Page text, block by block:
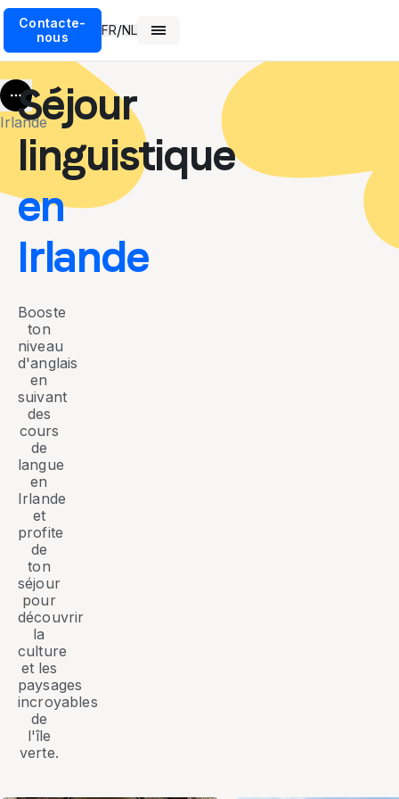
Contacte-
nous
FR/NL
More
Irlande
Séjour
linguistique
en
Irlande
Booste
ton
niveau
d'anglais
en
suivant
des
cours
de
langue
en
Irlande
et
profite
de
ton
séjour
pour
découvrir
la
culture
et les
paysages
incroyables
de
l'île
verte.